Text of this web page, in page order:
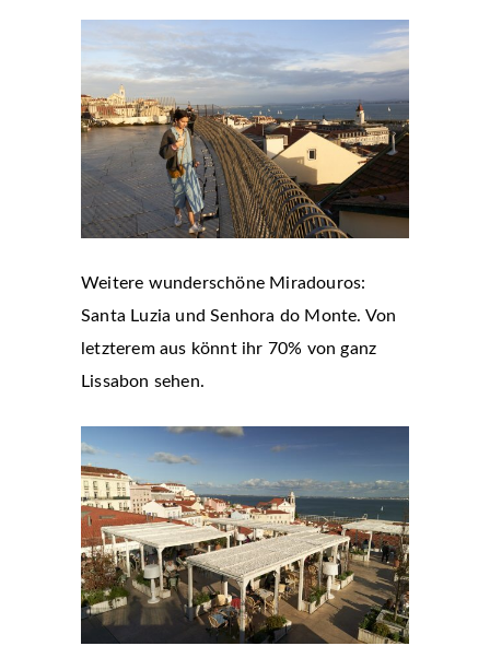
Weitere wunderschöne Miradouros:
Santa Luzia und Senhora do Monte. Von
letzterem aus könnt ihr 70% von ganz
Lissabon sehen.